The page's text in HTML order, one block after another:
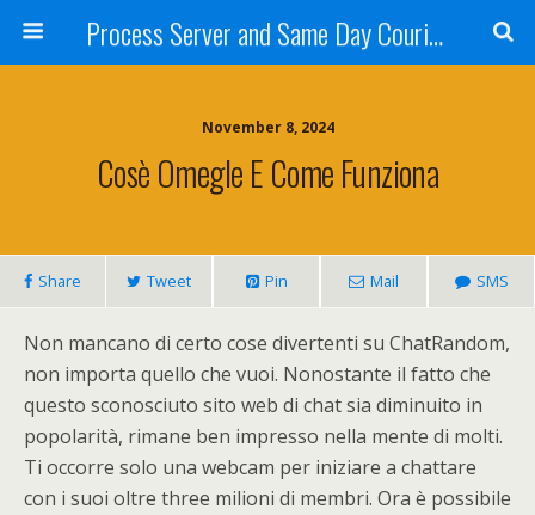
Process Server and Same Day Courier Services- San Diego|Orange County|Los Angeles
November 8, 2024
Cosè Omegle E Come Funziona
Share Tweet Pin Mail SMS
Non mancano di certo cose divertenti su ChatRandom,
non importa quello che vuoi. Nonostante il fatto che
questo sconosciuto sito web di chat sia diminuito in
popolarità, rimane ben impresso nella mente di molti.
Ti occorre solo una webcam per iniziare a chattare
con i suoi oltre three milioni di membri. Ora è possibile